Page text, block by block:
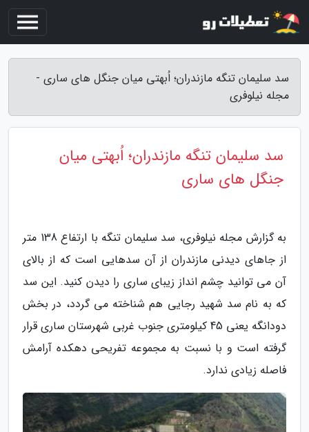
سد سلیمان تنگه مازندران؛ اُبهتی میان جنگل های ساری -
مجله نیلوفری
سد سلیمان تنگه مازندران؛ اُبهتی میان
جنگل های ساری
به گزارش مجله نیلوفری، سد سلیمان تنگه با ارتفاع 138 متر
از جاهای دیدنی مازندران از آن سدهایی است که از بالای
آن می توانید چشم انداز زیبای ساری را دیدن کنید. این سد
که به نام سد شهید رجایی هم شناخته می گردد، در بخش
دودانگه یعنی 45 کیلومتری جنوب غربی شهرستان ساری قرار
گرفته است و با نسبت به مجموعه تفریحی دهکده آرامش
فاصله زیادی ندارد.